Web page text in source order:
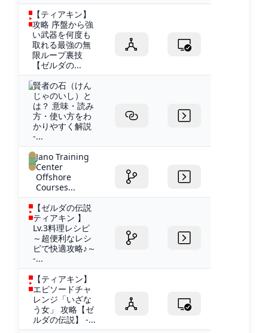
【ティアキン】
攻略 序盤から強
い武器を何度も
取れる最強の無
限ループ裏技
【ゼルダの...
賢者の石（けん
じゃのいし）と
は？ 意味・読み
方・使い方をわ
かりやすく解説
-...
Jano Training
Center
Offshore
Courses...
【ゼルダの伝説
ティアキン 】
Lv.3料理レシピ
～超便利なレシ
ピで快適攻略♪～
-...
【ティアキン】
エピソードチャ
レンジ「いざな
う女」 攻略【ゼ
ルダの伝説】 -...